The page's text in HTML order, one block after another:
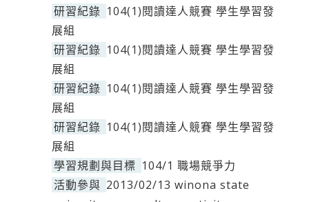
研習紀錄 104(1)閱讀達人競賽 學生學習發
展組
研習紀錄 104(1)閱讀達人競賽 學生學習發
展組
研習紀錄 104(1)閱讀達人競賽 學生學習發
展組
研習紀錄 104(1)閱讀達人競賽 學生學習發
展組
學習規劃與目標 104/1 職場競爭力
活動參與 2013/02/13 winona state